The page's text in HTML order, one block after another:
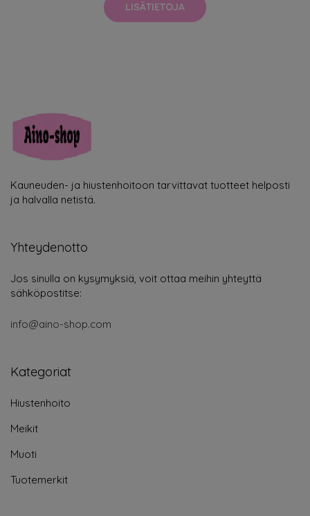
LISÄTIETOJA
Kauneuden- ja hiustenhoitoon tarvittavat tuotteet helposti
ja halvalla netistä.
Yhteydenotto
Jos sinulla on kysymyksiä, voit ottaa meihin yhteyttä
sähköpostitse:
info@aino-shop.com
Kategoriat
Hiustenhoito
Meikit
Muoti
Tuotemerkit